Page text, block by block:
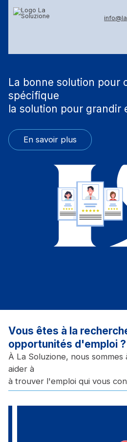
La bonne solution pour
spécifique
la solution pour grandir
En savoir plus
Vous êtes à la
opportunités d'emploi ?
À La Soluzione, nous
aider à
à trouver l'emploi qui vous